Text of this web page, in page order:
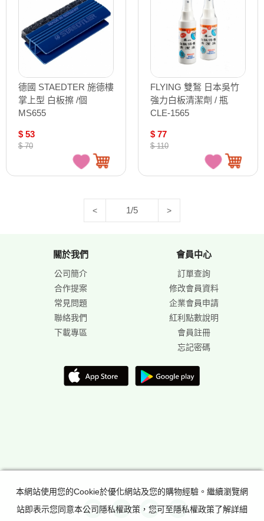
德國 STAEDTER 施德樓
掌上型 白板擦 /個
MS655
$ 53
$ 70
FLYING 雙鶖 日本吳竹
強力白板清潔劑 / 瓶
CLE-1565
$ 77
$ 110
< 1/5 >
關於我們
公司簡介
合作提案
常見問題
聯絡我們
下載專區
會員中心
訂單查詢
修改會員資料
企業會員申請
紅利點數說明
會員註冊
忘記密碼
本網站使用您的Cookie於優化網站及您的購物經驗。繼續瀏覽網
站即表示您同意本公司隱私權政策，您可至隱私權政策了解詳細